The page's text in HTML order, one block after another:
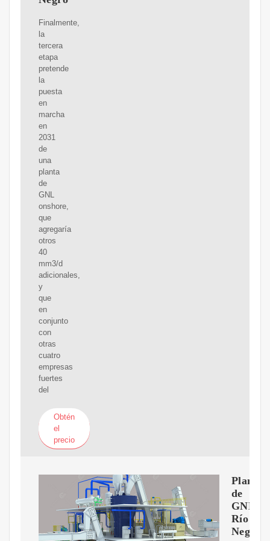
Finalmente,
la
tercera
etapa
pretende
la
puesta
en
marcha
en
2031
de
una
planta
de
GNL
onshore,
que
agregaría
otros
40
mm3/d
adicionales,
y
que
en
conjunto
con
otras
cuatro
empresas
fuertes
del
Obtén
el
precio
Planta
de
GNL:
Río
Negro